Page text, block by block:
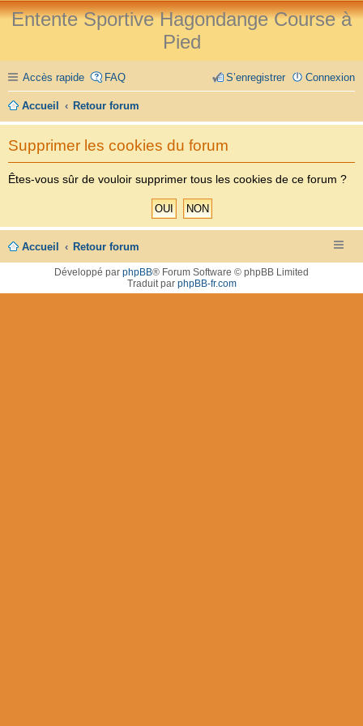
Entente Sportive Hagondange Course à
Pied
Accès rapide FAQ Connexion
S’enregistrer
Accueil Retour forum
Supprimer les cookies du forum
Êtes-vous sûr de vouloir supprimer tous les cookies de ce forum ?
Accueil Retour forum
Développé par phpBB® Forum Software © phpBB Limited
Traduit par phpBB-fr.com